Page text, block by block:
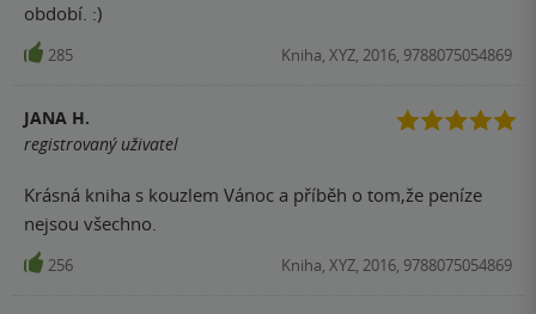
období. :)
285 Kniha, XYZ, 2016, 9788075054869
JANA H.
registrovaný uživatel
Krásná kniha s kouzlem Vánoc a příběh o tom,že peníze
nejsou všechno.
256 Kniha, XYZ, 2016, 9788075054869